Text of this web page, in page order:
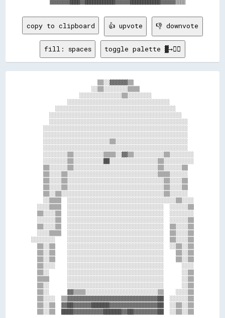
copy to clipboard 👍 upvote 👎 downvote
fill: spaces toggle palette ▓→✊🏽
                      ▒▒░░▓▓▓▓▓▓▒▒
                    ░░▒▒░░░░░░░░▒▒▒▒
                ░░░░░░░░░░░░░░▒▒░░░░░░░░
            ░░░░░░░░░░░░░░░░░░░░░░░░░░░░░░░░░░
        ░░░░░░░░░░░░░░░░░░░░░░░░░░░░░░░░░░░░░░░░
      ░░░░░░░░░░░░░░░░░░░░░░░░░░░░░░░░░░░░░░░░░░░░
      ░░░░░░░░░░░░░░░░░░░░░░░░░░░░░░░░░░░░░░░░░░░░░░
    ░░░░░░░░░░░░░░░░░░░░░░░░░░░░░░░░░░░░░░░░░░░░░░░░
    ░░░░░░░░░░░░░░░░░░░░░░░░░░░░░░░░░░░░░░░░░░░░░░░░
    ░░░░░░░░░░░░░░░░░░░░░░▒▒░░░░░░░░░░░░░░░░░░░░░░░░
    ░░░░░░░░░░░░░░░░░░░░░░░░░░░░░░░░░░░░░░░░░░░░░░░░
    ░░░░░░░░▒▒░░░░░░░░░░▒▒▒▒░░▓▓▒▒░░░░░░░░░░▒▒░░░░░░░░
    ░░░░░░░░▒▒░░░░░░░░░░██░░░░░░░░░░░░░░░░▒▒░░░░░░░░░░
    ▒▒░░░░░░▒▒░░░░░░░░░░░░░░░░░░░░░░░░░░░░▒▒░░░░░░▒▒
    ▒▒░░░░▒▒░░░░░░░░░░░░░░░░░░░░░░░░░░░░░░▒▒▒▒░░░░░░
    ▒▒░░░░▒▒░░░░░░░░░░░░░░░░░░░░░░░░░░░░░░░░▒▒░░░░▒▒
    ▒▒░░░░▒▒░░░░░░░░░░░░░░░░░░░░░░░░░░░░░░░░▒▒░░░░▒▒
    ▒▒░░▒▒░░░░░░░░░░░░░░░░░░░░░░░░░░░░░░░░░░▒▒░░░░░░
    ░░▒▒▒▒  ░░░░░░░░░░░░░░░░░░░░░░░░░░░░░░░░░░░░▒▒░░░░
  ░░░░▒▒▒▒  ░░░░░░░░░░░░░░░░░░░░░░░░░░░░░░░░  ░░░░░░▒▒
  ▒▒░░░░▒▒  ░░░░░░░░░░░░░░░░░░░░░░░░░░░░░░░░  ░░░░░░░░
  ░░░░░░▒▒  ░░░░░░░░░░░░░░░░░░░░░░░░░░░░░░░░  ░░░░░░▒▒
  ▒▒░░░░▒▒  ░░░░░░░░░░░░░░░░░░░░░░░░░░░░░░░░  ▒▒░░░░▒▒
  ░░░░▒▒▒▒  ░░░░░░░░░░░░░░░░░░░░░░░░░░░░░░░░  ▒▒░░░░▒▒
░░░░░░░░    ░░░░░░░░░░░░░░░░░░░░░░░░░░░░░░░░  ▒▒░░░░▒▒
  ▒▒░░▒▒    ░░░░░░░░░░░░░░░░░░░░░░░░░░░░░░░░  ░░▒▒░░▒▒
  ▒▒░░▒▒    ░░░░░░░░░░░░░░░░░░░░░░░░░░░░░░░░    ▒▒░░▒▒
  ▒▒░░▒▒    ░░░░░░░░░░░░░░░░░░░░░░░░░░░░░░░░    ▒▒░░▒▒
  ▒▒░░░░    ░░░░░░░░░░░░░░░░░░░░░░░░░░░░░░░░      ░░░░
  ▒▒░░      ░░░░░░░░░░░░░░░░░░░░░░░░░░░░░░░░      ░░▒▒
  ▒▒▒▒      ░░░░░░░░░░░░░░░░░░░░░░░░░░░░░░░░      ░░▒▒
  ▒▒░░      ░░░░░░░░░░░░░░░░░░░░░░░░░░░░░░░░      ░░▒▒
  ▒▒░░      ▓▓▒▒▒▒░░░░░░░░░░░░░░░░░░░░░░░░▒▒    ░░░░▒▒
  ▒▒░░░░  ▒▒▓▓▓▓▓▓▓▓▓▓▓▓▓▓▓▓▓▓▓▓▓▓▓▓▓▓▓▓▓▓██  ░░░░░░▒▒
  ▒▒░░▒▒  ▓▓██▓▓▓▓▓▓██████▓▓▓▓▓▓▓▓▓▓▓▓▓▓▓▓██  ░░▒▒░░▒▒